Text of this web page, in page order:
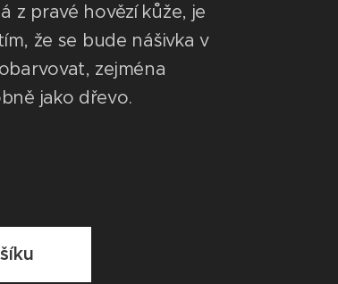
z pravé hovězí kůže, je
že se bude nášivka v
zejména
jako dřevo.